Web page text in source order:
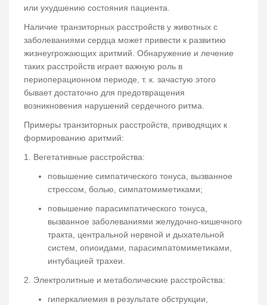
или ухудшению состояния пациента.
Наличие транзиторных расстройств у животных с
заболеваниями сердца может привести к развитию
жизнеугрожающих аритмий. Обнаружение и лечение
таких расстройств играет важную роль в
периоперационном периоде, т. к. зачастую этого
бывает достаточно для предотвращения
возникновения нарушений сердечного ритма.
Примеры транзиторных расстройств, приводящих к
формированию аритмий:
1. Вегетативные расстройства:
повышение симпатического тонуса, вызванное
стрессом, болью, симпатомиметиками;
повышение парасимпатического тонуса,
вызванное заболеваниями желудочно-кишечного
тракта, центральной нервной и дыхательной
систем, опиоидами, парасимпатомиметиками,
интубацией трахеи.
2. Электролитные и метаболические расстройства:
гиперкалиемия в результате обструкции,